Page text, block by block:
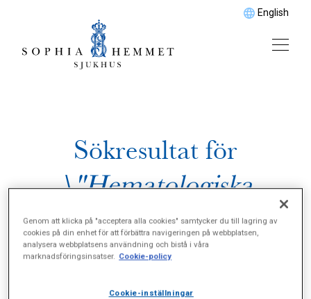
English
Sökresultat för
\"Hematologiska
sjukdomar\"
Genom att klicka på "acceptera alla cookies" samtycker du till lagring av
cookies på din enhet för att förbättra navigeringen på webbplatsen,
analysera webbplatsens användning och bistå i våra
marknadsföringsinsatser. Cookie-policy
Cookie-inställningar